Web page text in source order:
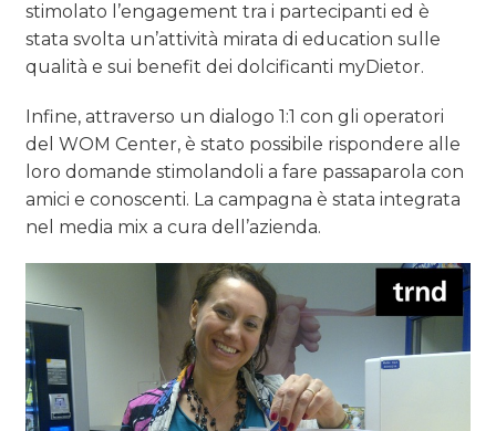
stimolato l’engagement tra i partecipanti ed è
stata svolta un’attività mirata di education sulle
qualità e sui benefit dei dolcificanti myDietor.
Infine, attraverso un dialogo 1:1 con gli operatori
del WOM Center, è stato possibile rispondere alle
loro domande stimolandoli a fare passaparola con
amici e conoscenti. La campagna è stata integrata
nel media mix a cura dell’azienda.